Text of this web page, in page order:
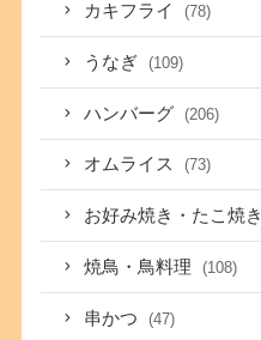
カキフライ (78)
うなぎ (109)
ハンバーグ (206)
オムライス (73)
お好み焼き・たこ焼き
焼鳥・鳥料理 (108)
串かつ (47)